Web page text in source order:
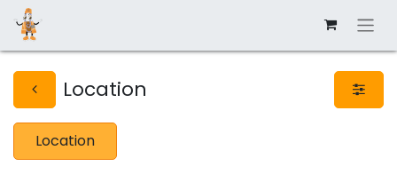
Location
Location